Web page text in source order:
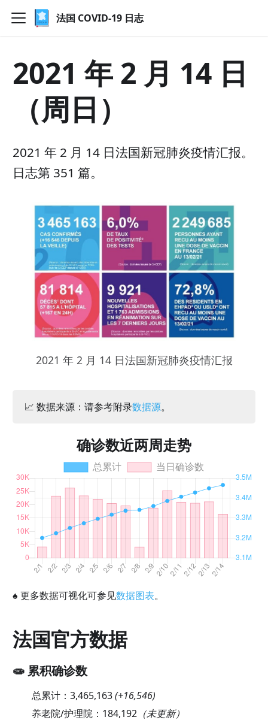
法国 COVID-19 日志
2021 年 2 月 14 日
（周日）
2021 年 2 月 14 日法国新冠肺炎疫情汇报。
日志第 351 篇。
2021 年 2 月 14 日法国新冠肺炎疫情汇报
📈 数据来源：请参考附录数据源。
确诊数近两周走势
♠ 更多数据可视化可参见数据图表。
法国官方数据
🧫 累积确诊数
总累计： 3,465,163(+16,546)
养老院/护理院： 184,192（未更新）